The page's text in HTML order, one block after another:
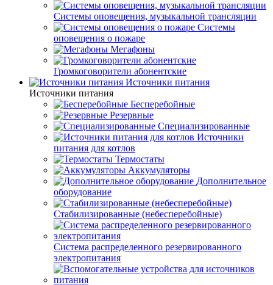
Системы оповещения, музыкальной трансляции
Системы
оповещения о пожаре
Мегафоны
Громкоговорители абонентские
Источники питания
Источники питания
Бесперебойные
Резервные
Специализированные
Источники
питания для котлов
Термостаты
Аккумуляторы
Дополнительное
оборудование
Стабилизированные (небесперебойные)
Система распределенного резервированного
электропитания